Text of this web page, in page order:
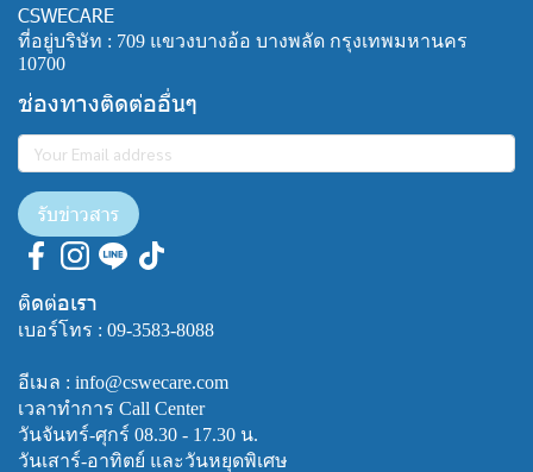
CSWECARE
ที่อยู่บริษัท : 709 แขวงบางอ้อ บางพลัด กรุงเทพมหานคร
10700
ช่องทางติดต่ออื่นๆ
รับข่าวสาร
ติดต่อเรา
เบอร์โทร : 09-3583-8088
อีเมล : info@cswecare.com
เวลาทำการ Call Center
วันจันทร์-ศุกร์ 08.30 - 17.30 น.
วันเสาร์-อาทิตย์ และวันหยุดพิเศษ